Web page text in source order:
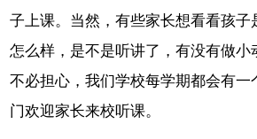
子上课。当然，有些家长想看看孩子
怎么样，是不是听讲了，有没有做小
不必担心，我们学校每学期都会有一
门欢迎家长来校听课。